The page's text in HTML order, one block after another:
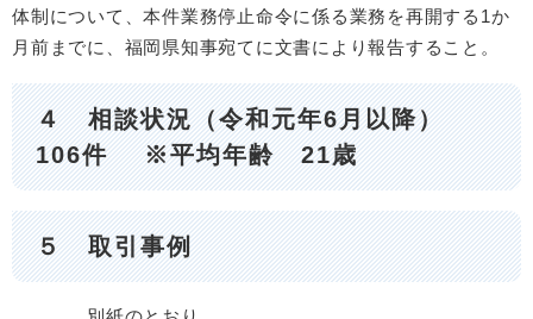
体制について、本件業務停止命令に係る業務を再開する1か
月前までに、福岡県知事宛てに文書により報告すること。
４ 相談状況（令和元年6月以降）
106件 ※平均年齢 21歳
５ 取引事例